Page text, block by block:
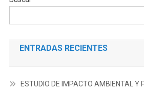
DE
ENTRADAS RECIENTES
ESTUDIO DE IMPACTO AMBIENTAL Y